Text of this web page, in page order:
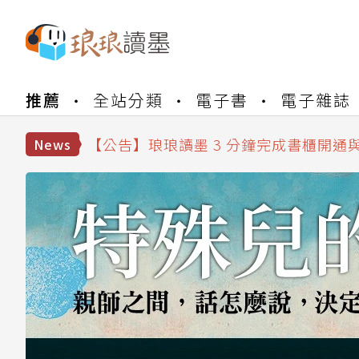
推薦 全站分類 電子書 電子雜誌
News
【公告】琅琅讀墨數位閱讀資產合併與
【公告】琅琅讀墨 3 分鐘完成書櫃開
【公告】琅琅讀墨數位閱讀資產合併與